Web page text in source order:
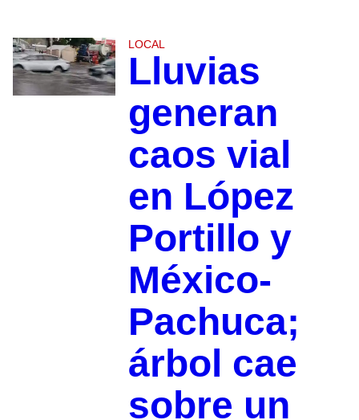
LOCAL
Lluvias
generan
caos vial
en López
Portillo y
México-
Pachuca;
árbol cae
sobre un